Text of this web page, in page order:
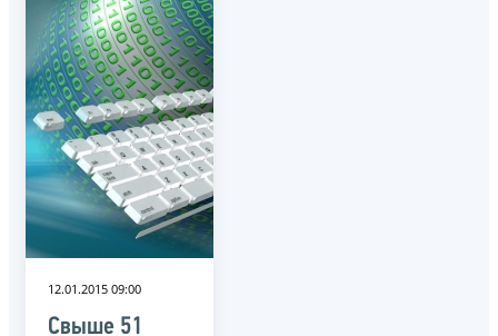
12.01.2015 09:00
Свыше 51